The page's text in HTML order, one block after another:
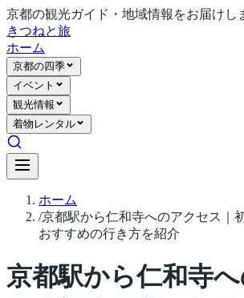
京都の観光ガイド・地域情報をお届けし
きつねと旅
ホーム
京都の四季
イベント
観光情報
着物レンタル
ホーム
/京都駅から仁和寺へのアクセス｜
おすすめの行き方を紹介
京都駅から仁和寺